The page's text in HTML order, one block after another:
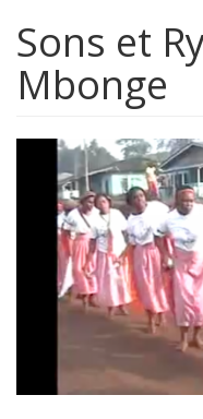
Sons et
Mbonge